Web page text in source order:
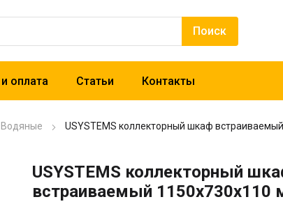
оплата Статьи Контакты
Водяные USYSTEMS коллекторный шкаф
USYSTEMS коллекторный
встраиваемый 1150x730x110